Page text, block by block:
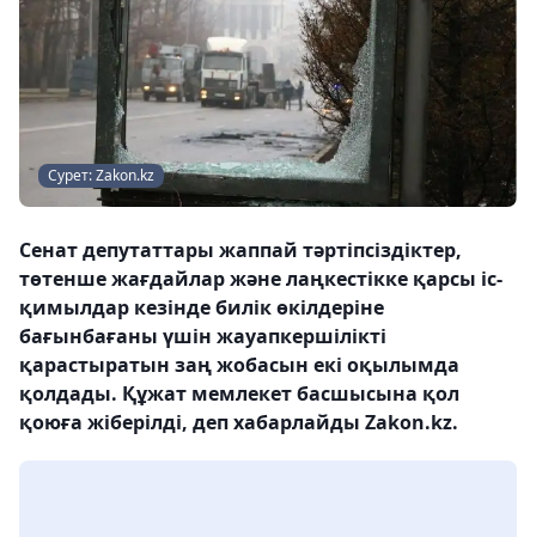
Сурет: Zakon.kz
Сенат депутаттары жаппай тәртіпсіздіктер,
төтенше жағдайлар және лаңкестікке қарсы іс-
қимылдар кезінде билік өкілдеріне
бағынбағаны үшін жауапкершілікті
қарастыратын заң жобасын екі оқылымда
қолдады. Құжат мемлекет басшысына қол
қоюға жіберілді, деп хабарлайды Zakon.kz.